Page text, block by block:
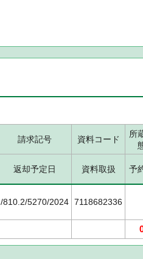
請求記号 資料コード
所
返却予定日 資料取扱 予
/810.2/5270/2024 7118682336